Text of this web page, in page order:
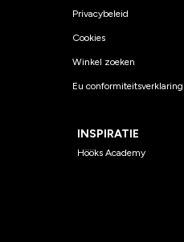
Privacybeleid
Cookies
Winkel zoeken
Eu conformiteitsverklaring
INSPIRATIE
Hööks Academy